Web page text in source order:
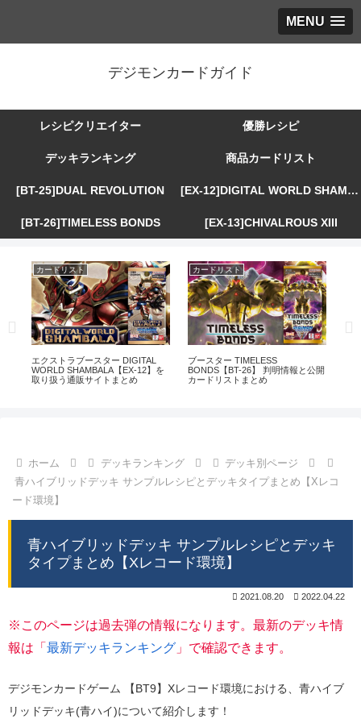
MENU
デジモンカードガイド
レシピクリエイター 優勝レシピ
デッキランキング 商品カードリスト
[BT-25]DUAL REVOLUTION [EX-12]DIGITAL WORLD SHAMBALA
[BT-26]TIMELESS BONDS [EX-13]CHIVALROUS XIII
カードリスト
エクストラブースター DIGITAL
WORLD SHAMBALA【EX-12】を
取り扱う通販サイトまとめ
カードリスト
ブースター TIMELESS
BONDS【BT-26】 判明情報と公開
カードリストまとめ
ホーム デッキランキング
デッキ別ページ
青ハイブリッドデッキ サンプルレシピとデッキタイプまとめ【Xレコ
ード環境】
青ハイブリッドデッキ サンプルレシピとデッキ
タイプまとめ【Xレコード環境】
2021.08.20 2022.04.22
※このページは過去弾の情報になります。最新のデッキ情
報は「 最新デッキランキング 」で確認できます。
デジモンカードゲーム 【BT9】Xレコード環境における、青ハイブ
リッドデッキ(青ハイ)について紹介します！